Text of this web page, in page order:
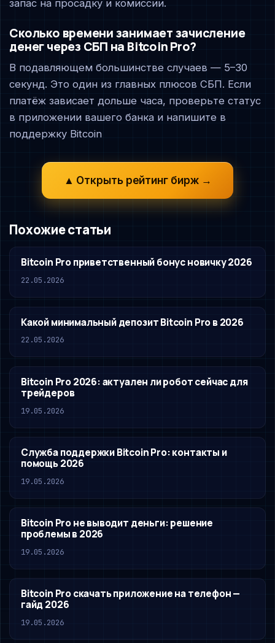
запас на просадку и комиссии.
Сколько времени занимает зачисление
денег через СБП на Bitcoin Pro?
В подавляющем большинстве случаев — 5–30
секунд. Это один из главных плюсов СБП. Если
платёж зависает дольше часа, проверьте статус
в приложении вашего банка и напишите в
поддержку Bitcoin
▲ Открыть рейтинг бирж →
Похожие статьи
Bitcoin Pro приветственный бонус новичку 2026
22.05.2026
Какой минимальный депозит Bitcoin Pro в 2026
22.05.2026
Bitcoin Pro 2026: актуален ли робот сейчас для
трейдеров
19.05.2026
Служба поддержки Bitcoin Pro: контакты и
помощь 2026
19.05.2026
Bitcoin Pro не выводит деньги: решение
проблемы в 2026
19.05.2026
Bitcoin Pro скачать приложение на телефон —
гайд 2026
19.05.2026